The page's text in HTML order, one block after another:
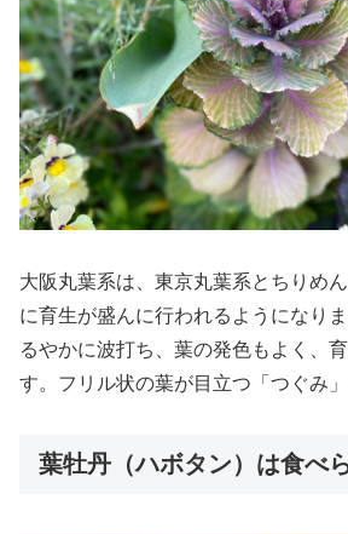
大阪丸葉系は、東京丸葉系とちりめ
に育生が盛んに行われるようになり
るやかに波打ち、葉の発色もよく、
す。フリル状の葉が目立つ「つぐみ」
葉牡丹（ハボタン）は食べ